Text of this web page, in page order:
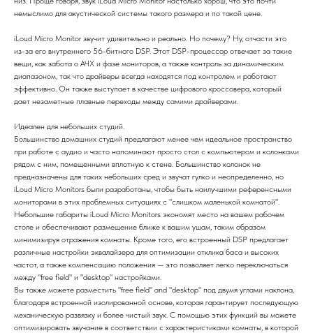
немыслимо для акустической системы такого размера и по такой цене.
iLoud Micro Monitor звучит удивительно и реально. Но почему? Ну, отчасти это
из-за его внутреннего 56-битного DSP. Этот DSP-процессор отвечает за такие
вещи, как забота о АЧХ и фазе мониторов, а также контроль за динамическим
диапазоном, так что драйверы всегда находятся под контролем и работают
эффективно. Он также выступает в качестве цифрового кроссовера, который
дает незаметные плавные переходы между самими драйверами.
Идеален для небольших студий.
Большинство домашних студий предлагают менее чем идеальное пространство
при работе с аудио и часто напоминают просто стол с компьютером и колонками
рядом с ним, помещенными вплотную к стене. Большинство колонок не
предназначены для таких небольших сред и звучат гулко и неопределенно, но
iLoud Micro Monitors были разработаны, чтобы быть наилучшими референсными
мониторами в этих проблемных ситуациях с "слишком маленькой комнатой".
Небольшие габариты iLoud Micro Monitors экономят место на вашем рабочем
столе и обеспечивают размещение ближе к вашим ушам, таким образом
минимизируя отражения комнаты. Кроме того, его встроенный DSP предлагает
различные настройки эквалайзера для оптимизации отклика баса и высоких
частот, а также компенсацию положения — это позволяет легко переключаться
между "free field" и "desktop" настройками.
Вы также можете разместить "free field" and "desktop" под двумя углами наклона,
благодаря встроенной изолированной основе, которая гарантирует последующую
механическую развязку и более чистый звук. С помощью этих функций вы можете
оптимизировать звучание в соответствии с характеристиками комнаты, в которой